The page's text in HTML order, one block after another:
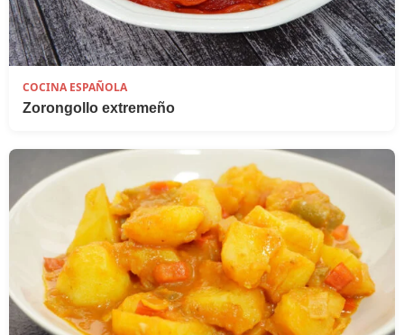
COCINA ESPAÑOLA
Zorongollo extremeño